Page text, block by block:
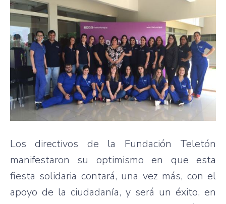
Los directivos de la Fundación Teletón
manifestaron su optimismo en que esta
fiesta solidaria contará, una vez más, con el
apoyo de la ciudadanía, y será un éxito, en